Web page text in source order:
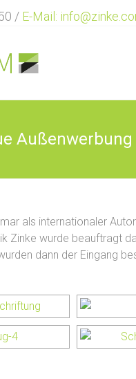
/ E-Mail:
Außenwerbung
als internationaler
Zinke wurde beauftragt
dann der Eingang